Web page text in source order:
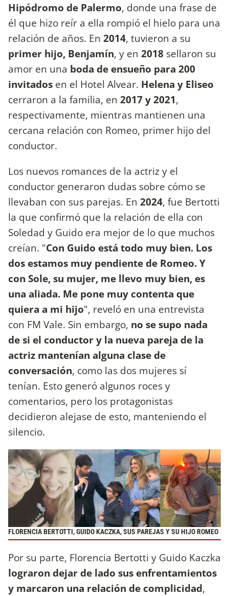
Hipódromo de Palermo, donde una frase de
él que hizo reír a ella rompió el hielo para una
relación de años. En 2014, tuvieron a su
primer hijo, Benjamín, y en 2018 sellaron su
amor en una boda de ensueño para 200
invitados en el Hotel Alvear. Helena y Eliseo
cerraron a la familia, en 2017 y 2021,
respectivamente, mientras mantienen una
cercana relación con Romeo, primer hijo del
conductor.
Los nuevos romances de la actriz y el
conductor generaron dudas sobre cómo se
llevaban con sus parejas. En 2024, fue Bertotti
la que confirmó que la relación de ella con
Soledad y Guido era mejor de lo que muchos
creían. "Con Guido está todo muy bien. Los
dos estamos muy pendiente de Romeo. Y
con Sole, su mujer, me llevo muy bien, es
una aliada. Me pone muy contenta que
quiera a mi hijo", reveló en una entrevista
con FM Vale. Sin embargo, no se supo nada
de si el conductor y la nueva pareja de la
actriz mantenían alguna clase de
conversación, como las dos mujeres sí
tenían. Esto generó algunos roces y
comentarios, pero los protagonistas
decidieron alejase de esto, manteniendo el
silencio.
FLORENCIA BERTOTTI, GUIDO KACZKA, SUS PAREJAS Y SU HIJO ROMEO
Por su parte, Florencia Bertotti y Guido Kaczka
lograron dejar de lado sus enfrentamientos
y marcaron una relación de complicidad,